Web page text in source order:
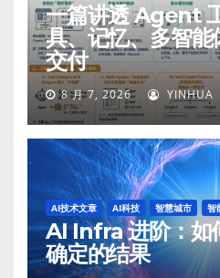
一篇讲透 Agent
具、记忆、多智
交付
8 月 7, 2026 YINHUA
AI技术文章 AI科技 智慧城市 智
AI Infra 进阶：如
确定的结果